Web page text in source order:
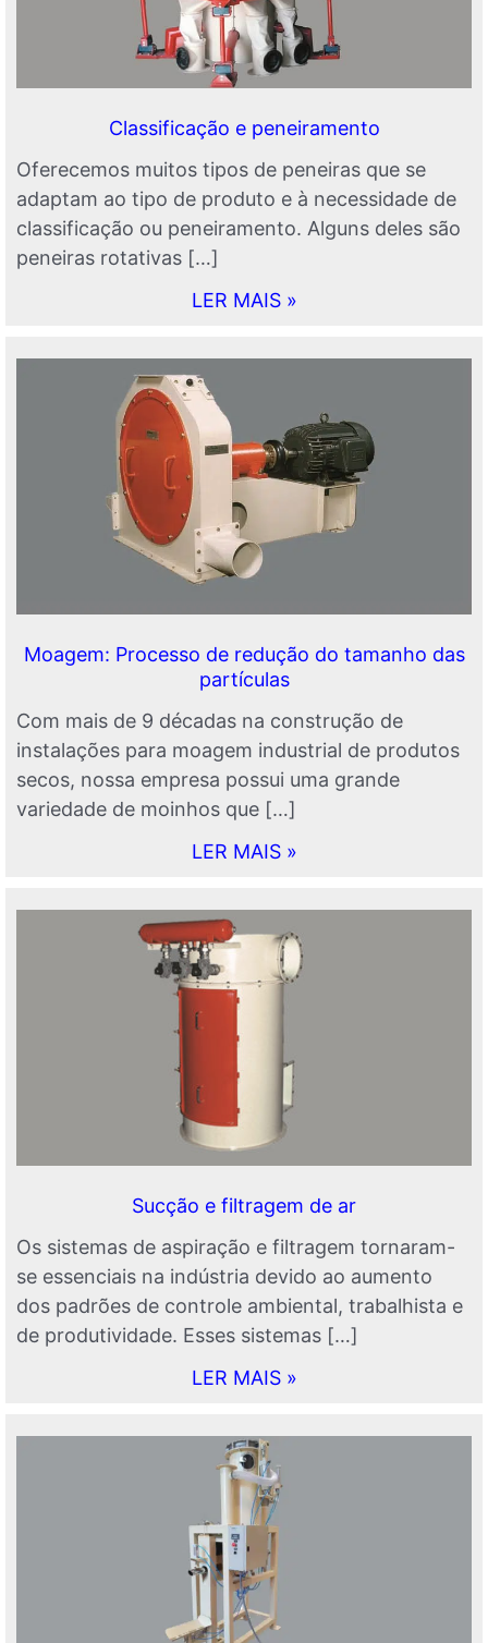
Classificação e peneiramento
Oferecemos muitos tipos de peneiras que se
adaptam ao tipo de produto e à necessidade de
classificação ou peneiramento. Alguns deles são
peneiras rotativas […]
LER MAIS »
Moagem: Processo de redução do tamanho das
partículas
Com mais de 9 décadas na construção de
instalações para moagem industrial de produtos
secos, nossa empresa possui uma grande
variedade de moinhos que […]
LER MAIS »
Sucção e filtragem de ar
Os sistemas de aspiração e filtragem tornaram-
se essenciais na indústria devido ao aumento
dos padrões de controle ambiental, trabalhista e
de produtividade. Esses sistemas […]
LER MAIS »